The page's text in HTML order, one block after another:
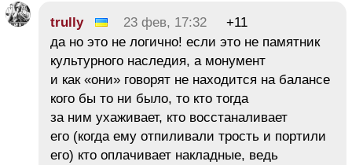
trully 23 фев, 17:32
+11
да но это не логично! если это не памятник
культурного наследия, а монумент
и как «они» говорят не находится на балансе
кого бы то ни было, то кто тогда
за ним ухаживает, кто восстаналивает
его (когда ему отпиливали трость и портили
его) кто оплачивает накладные, ведь